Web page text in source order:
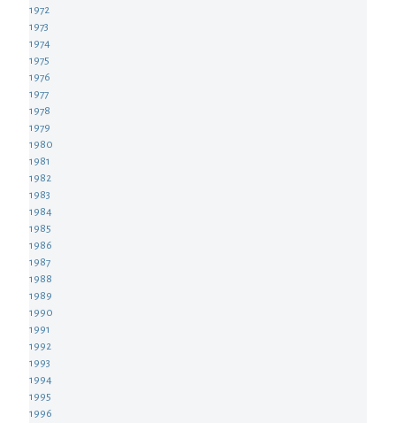
1972
1973
1974
1975
1976
1977
1978
1979
1980
1981
1982
1983
1984
1985
1986
1987
1988
1989
1990
1991
1992
1993
1994
1995
1996